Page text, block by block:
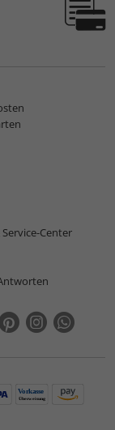
Center